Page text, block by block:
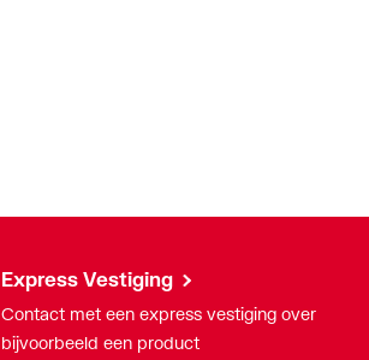
Express Vestiging
Contact met een express vestiging over
bijvoorbeeld een product